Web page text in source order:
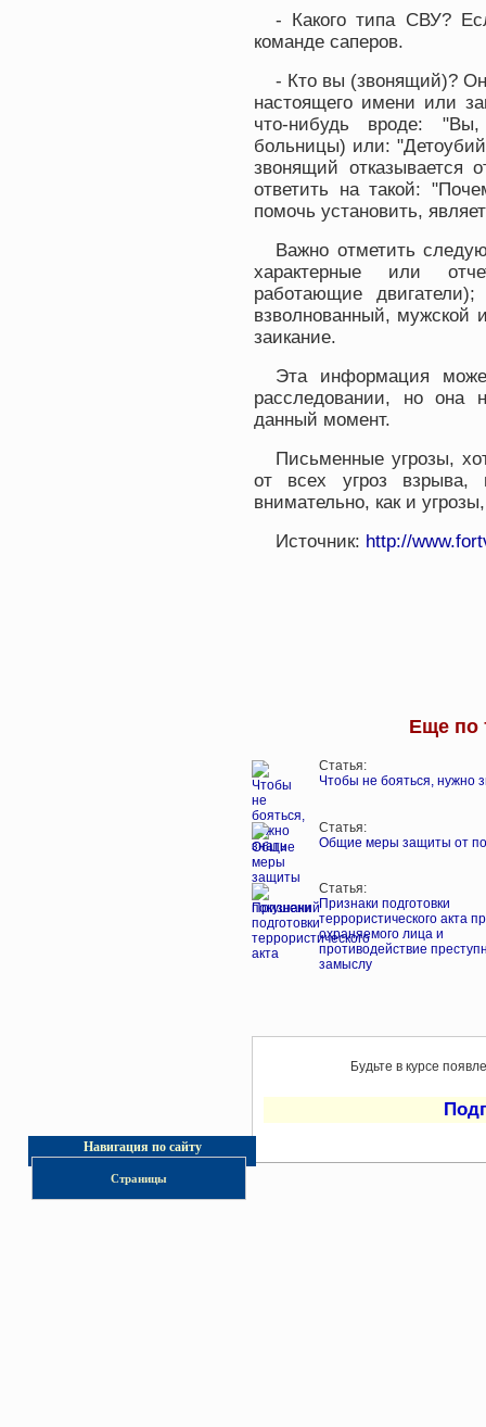
- Какого типа СВУ?
команде саперов.
- Кто вы (звонящий)?
настоящего имени или
что-нибудь вроде:
больницы) или:
звонящий отказывается
ответить на такой:
помочь установить,
Важно отметить
характерные или
работающие
взволнованный, мужской
заикание.
Эта информация
расследовании, но она
данный момент.
Письменные угрозы,
от всех угроз взрыва,
внимательно, как и
Источник: http://
Еще по
Статья:
Чтобы не бояться, нужно
Статья:
Общие меры защиты от
Статья:
Признаки подготовки
террористического акта
охраняемого лица и
противодействие
замыслу
Будьте в курсе
Навигация по сайту
Страницы